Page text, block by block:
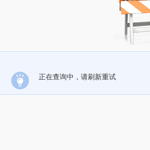
正在查询中，请刷新重试